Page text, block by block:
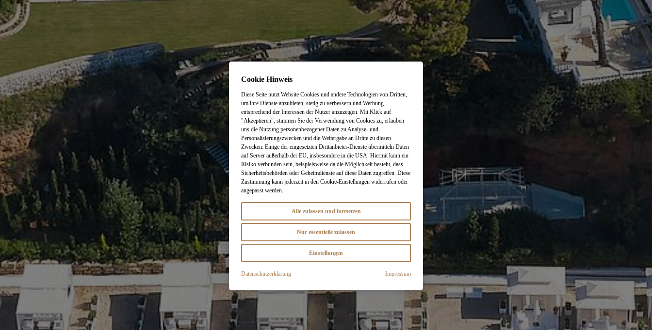
Cookie Hinweis
Diese Seite nutzt Website Cookies und andere Technologien von Dritten,
um ihre Dienste anzubieten, stetig zu verbessern und Werbung
entsprechend der Interessen der Nutzer anzuzeigen. Mit Klick auf
"Akzeptieren", stimmen Sie der Verwendung von Cookies zu, erlauben
uns die Nutzung personenbezogener Daten zu Analyse- und
Personalisierungszwecken und die Weitergabe an Dritte zu diesen
Zwecken. Einige der eingesetzten Drittanbieter-Dienste übermitteln Daten
auf Server außerhalb der EU, insbesondere in die USA. Hiermit kann ein
Risiko verbunden sein, beispielsweise da die Möglichkeit besteht, dass
Sicherheitsbehörden oder Geheimdienste auf diese Daten zugreifen. Diese
Zustimmung kann jederzeit in den Cookie-Einstellungen widerrufen oder
angepasst werden.
Alle zulassen und fortsetzen
Nur essentielle zulassen
Einstellungen
Datenschutzerklärung Impressum